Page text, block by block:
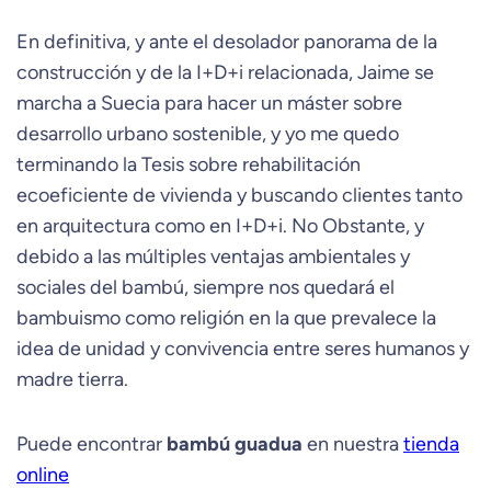
En definitiva, y ante el desolador panorama de la
construcción y de la I+D+i relacionada, Jaime se
marcha a Suecia para hacer un máster sobre
desarrollo urbano sostenible, y yo me quedo
terminando la Tesis sobre rehabilitación
ecoeficiente de vivienda y buscando clientes tanto
en arquitectura como en I+D+i. No Obstante, y
debido a las múltiples ventajas ambientales y
sociales del bambú, siempre nos quedará el
bambuismo como religión en la que prevalece la
idea de unidad y convivencia entre seres humanos y
madre tierra.
Puede encontrar bambú guadua en nuestratienda
online